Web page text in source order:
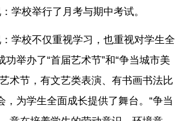
学校举行了月考与期中考试。
学校不仅重视学习，也重视对学生全
功举办了“首届艺术节”和“争当城市美
术节，有文艺类表演、有书画书法比
，为学生全面成长提供了舞台。“争当